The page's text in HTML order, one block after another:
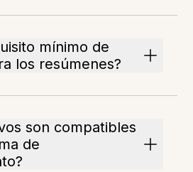
mínimo de
los resúmenes?
son compatibles
de